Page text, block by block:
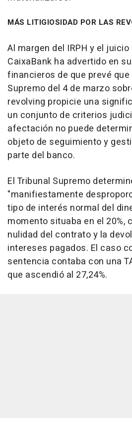
MÁS LITIGIOSIDAD POR LAS
Al margen del IRPH y el juicio
CaixaBank ha advertido en
financieros de que prevé
Supremo del 4 de marzo
revolving propicie una
un conjunto de criterios
afectación no puede
objeto de seguimiento y
parte del banco.
El Tribunal Supremo
"manifiestamente
tipo de interés normal del
momento situaba en el 20%,
nulidad del contrato y la
intereses pagados. El caso
sentencia contaba con una
que ascendió al 27,24%.